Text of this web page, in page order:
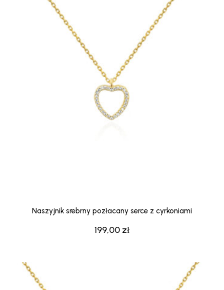
199,00 zł
Naszyjnik srebrny pozłacany serce z cyrkoniami